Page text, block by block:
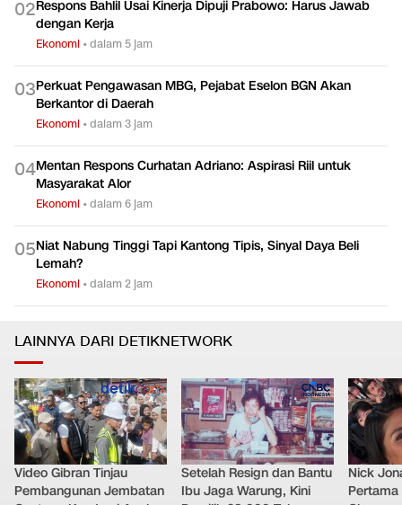
Sudaryono
Ekonomi•dalam 5 jam
0 2
dengan Kerja
Ekonomi•dalam 5 jam
0 3
Berkantor di Daerah
Ekonomi•dalam 3 jam
04
Masyarakat Alor
Ekonomi•
Ekonomi •dalam 2 jam
LAINNYA DARI DETIKNETWORK